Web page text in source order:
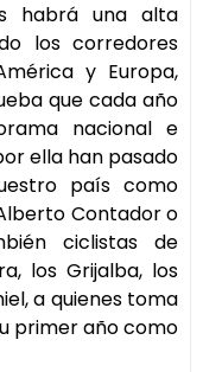
habrá una alta
los corredores
y Europa,
que cada año
nacional e
ella han pasado
país como
Contador o
ciclistas de
los Grijalba, los
a quienes toma
primer año como